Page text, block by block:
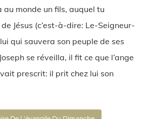
au monde un fils, auquel tu
Jésus (c’est-à-dire: Le-Seigneur-
qui sauvera son peuple de ses
se réveilla, il fit ce que l’ange
prescrit: il prit chez lui son